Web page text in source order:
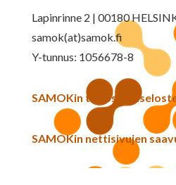
Lapinrinne 2 | 00180
samok(at)samok.fi
Y-tunnus: 1056678-8
SAMOKin
SAMOKin nettisivujen